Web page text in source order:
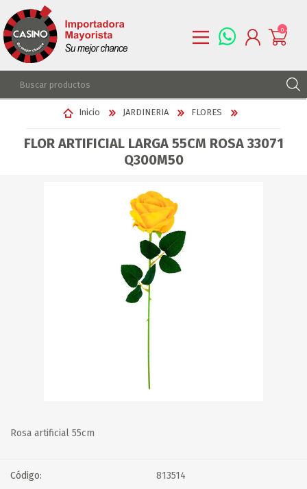
REGISTRARSE
LISTA DE DESEOS
0
Inicio JARDINERIA FLORES
FLOR ARTIFICIAL LARGA 55CM ROSA 33071
Q300M50
Rosa artificial 55cm
Código: 813514